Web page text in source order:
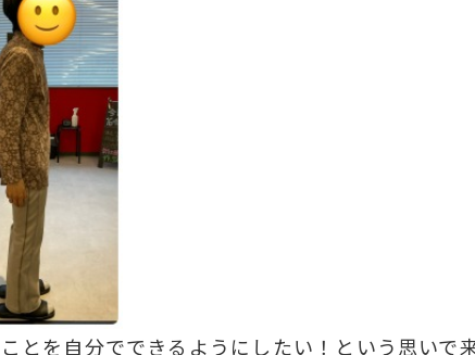
とを自分でできるようにしたい！という思いで